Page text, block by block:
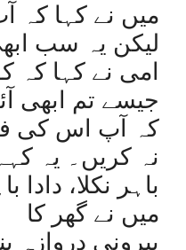
میں نے کہا کہ
لیکن یہ سب
امی نے کہا کہ
جیسے تم ابھی
کہ آپ اس کی
نہ کریں۔ یہ
باہر نکلا، دادا
میں نے گھر کا
بیرونی دروازہ